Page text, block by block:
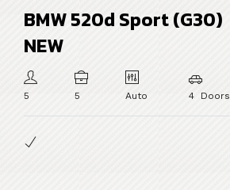
BMW 520d Sport (G30)
NEW
5 5 Auto 4 Doors